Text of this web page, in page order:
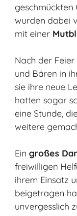
geschmückten
wurden dabei
mit einer
Nach der
und Bären in
sie ihre neue
hatten sogar
eine Stunde,
weitere
Ein großes
freiwilligen
ihrem Einsatz
beigetragen
unvergesslich